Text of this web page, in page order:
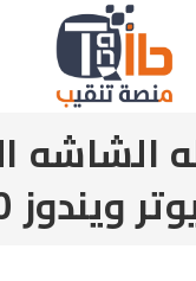
ويندوز 10